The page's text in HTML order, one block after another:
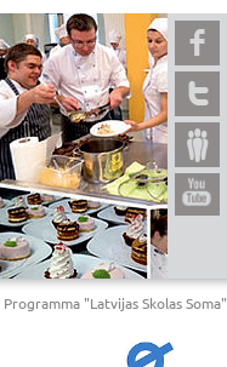
Programma "Latvijas Skolas Soma"